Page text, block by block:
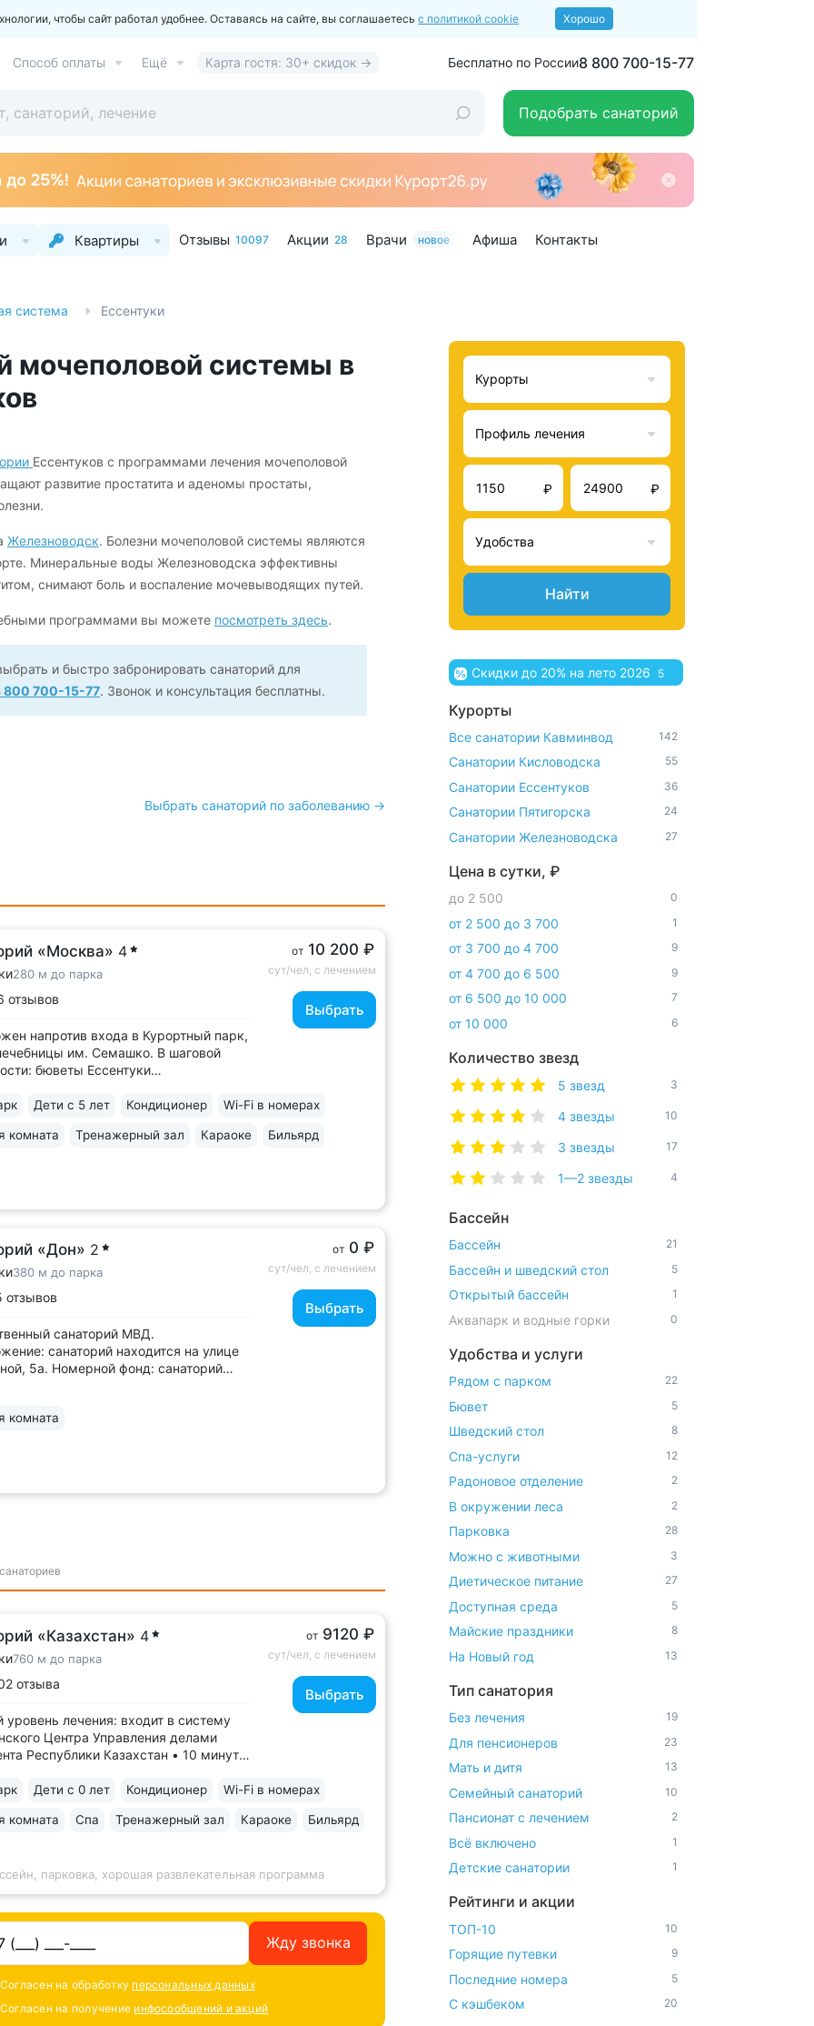
чтобы сайт работал удобнее. Оставаясь на сайте, вы соглашаетесь с политикой cookie Хорошо
Способ оплаты Ещё Карта гостя: 30+ скидок → Бесплатно по России8 800 700-15-77
Подобрать санаторий
Квартиры Отзывы 10097 Акции 28 Врачи новое Афиша Контакты
система Ессентуки
мочеполовой системы в
Ессентуков с программами лечения мочеполовой
развитие простатита и аденомы простаты,
Железноводск. Болезни мочеполовой системы являются
Минеральные воды Железноводска эффективны
снимают боль и воспаление мочевыводящих путей.
программами вы можете посмотреть здесь.
и быстро забронировать санаторий для
800 700-15-77. Звонок и консультация бесплатны.
Выбрать санаторий по заболеванию →
«Москва» 4
280 м до парка
отзывов
напротив входа в Курортный парк,
им. Семашко. В шаговой
бюветы Ессентуки
зал им. Шаляпина • Санаторий
лечения и сервиса • Корпус № 2 —
от 10 200 ₽
сут/чел, с лечением
Выбрать
Дети с 5 лет Кондиционер Wi-Fi в номерах
комната Тренажерный зал Караоке Бильярд
«Дон» 2
380 м до парка
отзывов
санаторий МВД.
санаторий находится на улице
5а. Номерной фонд: санаторий
от 0 ₽
сут/чел, с лечением
Выбрать
комната
«Казахстан» 4
760 м до парка
отзыва
уровень лечения: входит в систему
Центра Управления делами
Республики Казахстан • 10 минут
бювета источников «Ессентуки 4»
в интерьерах. Во всех номерах...
от 9120 ₽
сут/чел, с лечением
Выбрать
Дети с 0 лет Кондиционер Wi-Fi в номерах
комната Спа Тренажерный зал Караоке Бильярд
парковка, хорошая развлекательная программа
Жду звонка
Согласен на обработку персональных данных
Согласен на получение инфосообщений и акций
Курорты
Профиль лечения
₽ ₽
Удобства
Найти
Скидки до 20% на лето 2026 5
Курорты
Все санатории Кавминвод 142
Санатории Кисловодска 55
Санатории Ессентуков 36
Санатории Пятигорска 24
Санатории Железноводска 27
Цена в сутки, ₽
до 2 500 0
от 2 500 до 3 700 1
от 3 700 до 4 700 9
от 4 700 до 6 500 9
от 6 500 до 10 000 7
от 10 000 6
Количество звезд
5 звезд 3
4 звезды 10
3 звезды 17
1—2 звезды 4
Бассейн
Бассейн 21
Бассейн и шведский стол 5
Открытый бассейн 1
Аквапарк и водные горки 0
Удобства и услуги
Рядом с парком 22
Бювет 5
Шведский стол 8
Спа-услуги 12
Радоновое отделение 2
В окружении леса 2
Парковка 28
Можно с животными 3
Диетическое питание 27
Доступная среда 5
Майские праздники 8
На Новый год 13
Тип санатория
Без лечения 19
Для пенсионеров 23
Мать и дитя 13
Семейный санаторий 10
Пансионат с лечением 2
Всё включено 1
Детские санатории 1
Рейтинги и акции
ТОП-10 10
Горящие путевки 9
Последние номера 5
С кэшбеком 20